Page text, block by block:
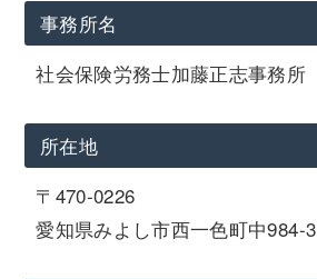
事務所名
社会保険労務士加藤正志事務所
所在地
〒470-0226
愛知県みよし市西一色町中984-3